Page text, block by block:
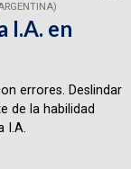
I.A. en
errores. Deslindar
de la habilidad
I.A.